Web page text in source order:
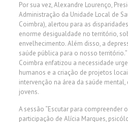
Por sua vez, Alexandre Lourenço,
Administração da Unidade Local de
Coimbra), alertou para as
enorme desigualdade no território,
envelhecimento. Além disso, a
saúde pública para o nosso
Coimbra enfatizou a necessidade
humanos e a criação de projetos
intervenção na área da saúde
jovens.
A sessão “Escutar para compreender
participação de Alícia Marques,